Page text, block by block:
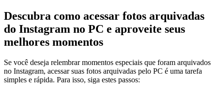
Descubra como acessar ‍fotos arquivadas
‌do Instagram no PC e aproveite ​seus
melhores⁢ momentos
Se você ‌deseja ​relembrar‍ momentos especiais que ‍foram arquivados
no Instagram, acessar suas‍ fotos arquivadas pelo ⁢PC é⁤ uma tarefa
‌simples e ⁢rápida.‌ Para‌ isso, siga​ estes passos: